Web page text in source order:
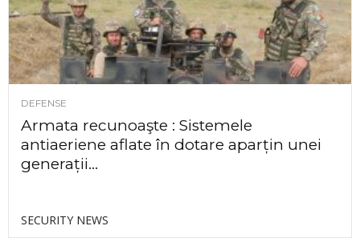
DEFENSE
Armata recunoaşte : Sistemele
antiaeriene aflate în dotare aparțin unei
generații...
SECURITY NEWS